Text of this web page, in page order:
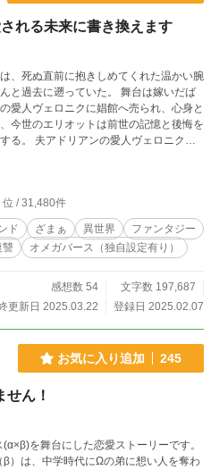
れる未来に書き換えます
、死ぬ直前に抱きしめてくれた温かい腕
と過去に遡っていた。 舞台は嫁いだば
愛人ヴェロニクに娼館へ売られ、心身と
今世のエリオットは前世の記憶と後悔を
る。 夫アドリアンの愛人ヴェロニクが
とは違う毅然とした態度で接する。そし
提案。 公爵夫人という立場を利用し、
甘々＜＜＜陰謀・ザマァ要素が強
位 / 31,480件
ド ざまぁ 異世界
ファンタジー
讐 オメガバース（独自設定有り）
感想数 54
文字数 197,687
更新日 2025.03.22
登録日 2025.02.07
お気に入り追加 245
ん！
を舞台にした恋愛ストーリーです。
β）は、中学時代にΩの弟に想い人を奪わ